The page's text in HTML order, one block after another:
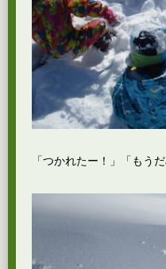
「つかれたー！」「もう